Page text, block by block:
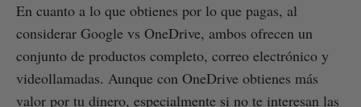
En cuanto a lo que obtienes por lo que pagas, al
considerar Google vs OneDrive, ambos ofrecen un
conjunto de productos completo, correo electrónico y
videollamadas. Aunque con OneDrive obtienes más
valor por tu dinero, especialmente si no te interesan las